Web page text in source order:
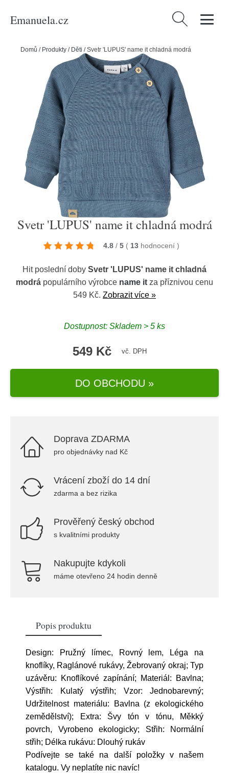
Emanuela.cz Vyhledávání
Domů / Produkty / Děti /Svetr 'LUPUS' name it chladná modrá
Svetr 'LUPUS' name it chladná modrá
4.8 / 5 ( 13 hodnocení )
Hit poslední doby Svetr 'LUPUS' name it chladná
modrá populárního výrobce name it za příznivou cenu
549 Kč. Zobrazit více »
Dostupnost: Skladem > 5 ks
549 Kč vč. DPH
DO OBCHODU »
Doprava ZDARMA
pro objednávky nad Kč
Vrácení zboží do 14 dní
zdarma a bez rizika
Prověřený český obchod
s kvalitními produkty
Nakupujte kdykoli
máme otevřeno 24 hodin denně
Popis produktu
Design: Pružný límec, Rovný lem, Léga na
knoflíky, Raglánové rukávy, Žebrovaný okraj; Typ
uzávěru: Knoflíkové zapínání; Materiál: Bavlna;
Výstřih: Kulatý výstřih; Vzor: Jednobarevný;
Udržitelnost materiálu: Bavlna (z ekologického
zemědělství); Extra: Švy tón v tónu, Měkký
povrch, Vyrobeno ekologicky; Střih: Normální
střih; Délka rukávu: Dlouhý rukáv
Podívejte se také na další položky v našem
katalogu. Vy neplatíte nic navíc!